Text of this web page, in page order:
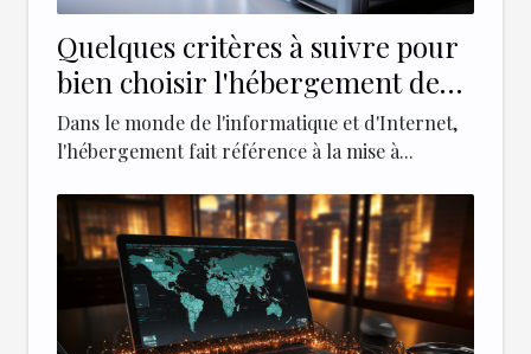
Quelques critères à suivre pour
bien choisir l'hébergement de
votre site web
Dans le monde de l'informatique et d'Internet,
l'hébergement fait référence à la mise à...